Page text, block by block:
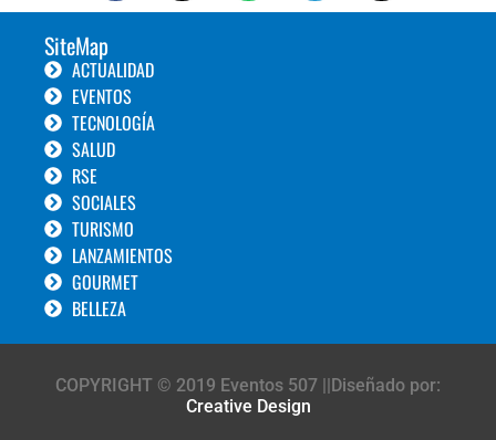
SiteMap
ACTUALIDAD
EVENTOS
TECNOLOGÍA
SALUD
RSE
SOCIALES
TURISMO
LANZAMIENTOS
GOURMET
BELLEZA
COPYRIGHT © 2019 Eventos 507 ||Diseñado por:
Creative Design